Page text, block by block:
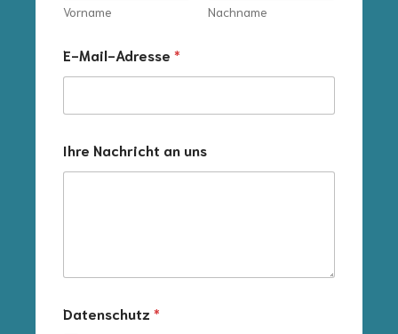
Vorname Nachname
a
m
N
m
e
E
-
d
E-Mail-Adresse *
Ihre Nachricht an uns
Datenschutz *